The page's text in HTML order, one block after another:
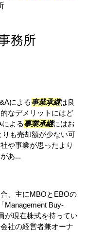
務所
による事業承継は良
なデメリットにはど
よる事業承継にはお
も売却額が少ない可
や事業が思ったより
あ...
、主にMBOとEBOの
Management Buy-
が現在株式を持ってい
社の経営者兼オーナ